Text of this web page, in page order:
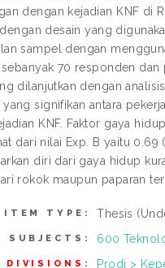
dengan kejadian KNF di
desain yang
sampel dengan
70 responden
dilanjutkan dengan
yang signifikan antara
KNF. Faktor gaya
dari nilai Exp. B yaitu 0.69
diri dari gaya hidup
rokok maupun paparan
ITEM TYPE: Thesis
SUBJECTS: 600
DIVISIONS : Prodi >